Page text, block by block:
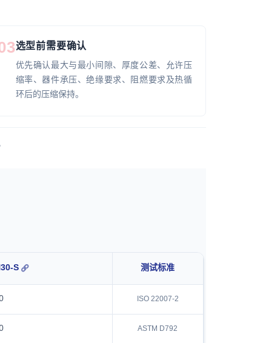
选型前需要确认
优先确认最大与最小间隙、厚度公差、允许压
缩率、器件承压、绝缘要求、阻燃要求及热循
环后的压缩保持。
S 测试标准
ISO 22007-2
ASTM D792